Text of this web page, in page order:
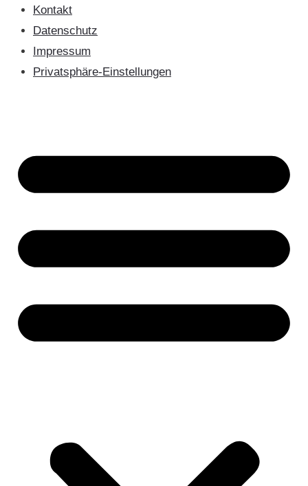
Kontakt
Datenschutz
Impressum
Privatsphäre-Einstellungen